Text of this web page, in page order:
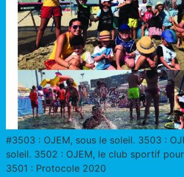
#3503 : OJEM, sous le soleil. 3503 :
soleil. 3502 : OJEM, le club sportif
3501 : Protocole 2020